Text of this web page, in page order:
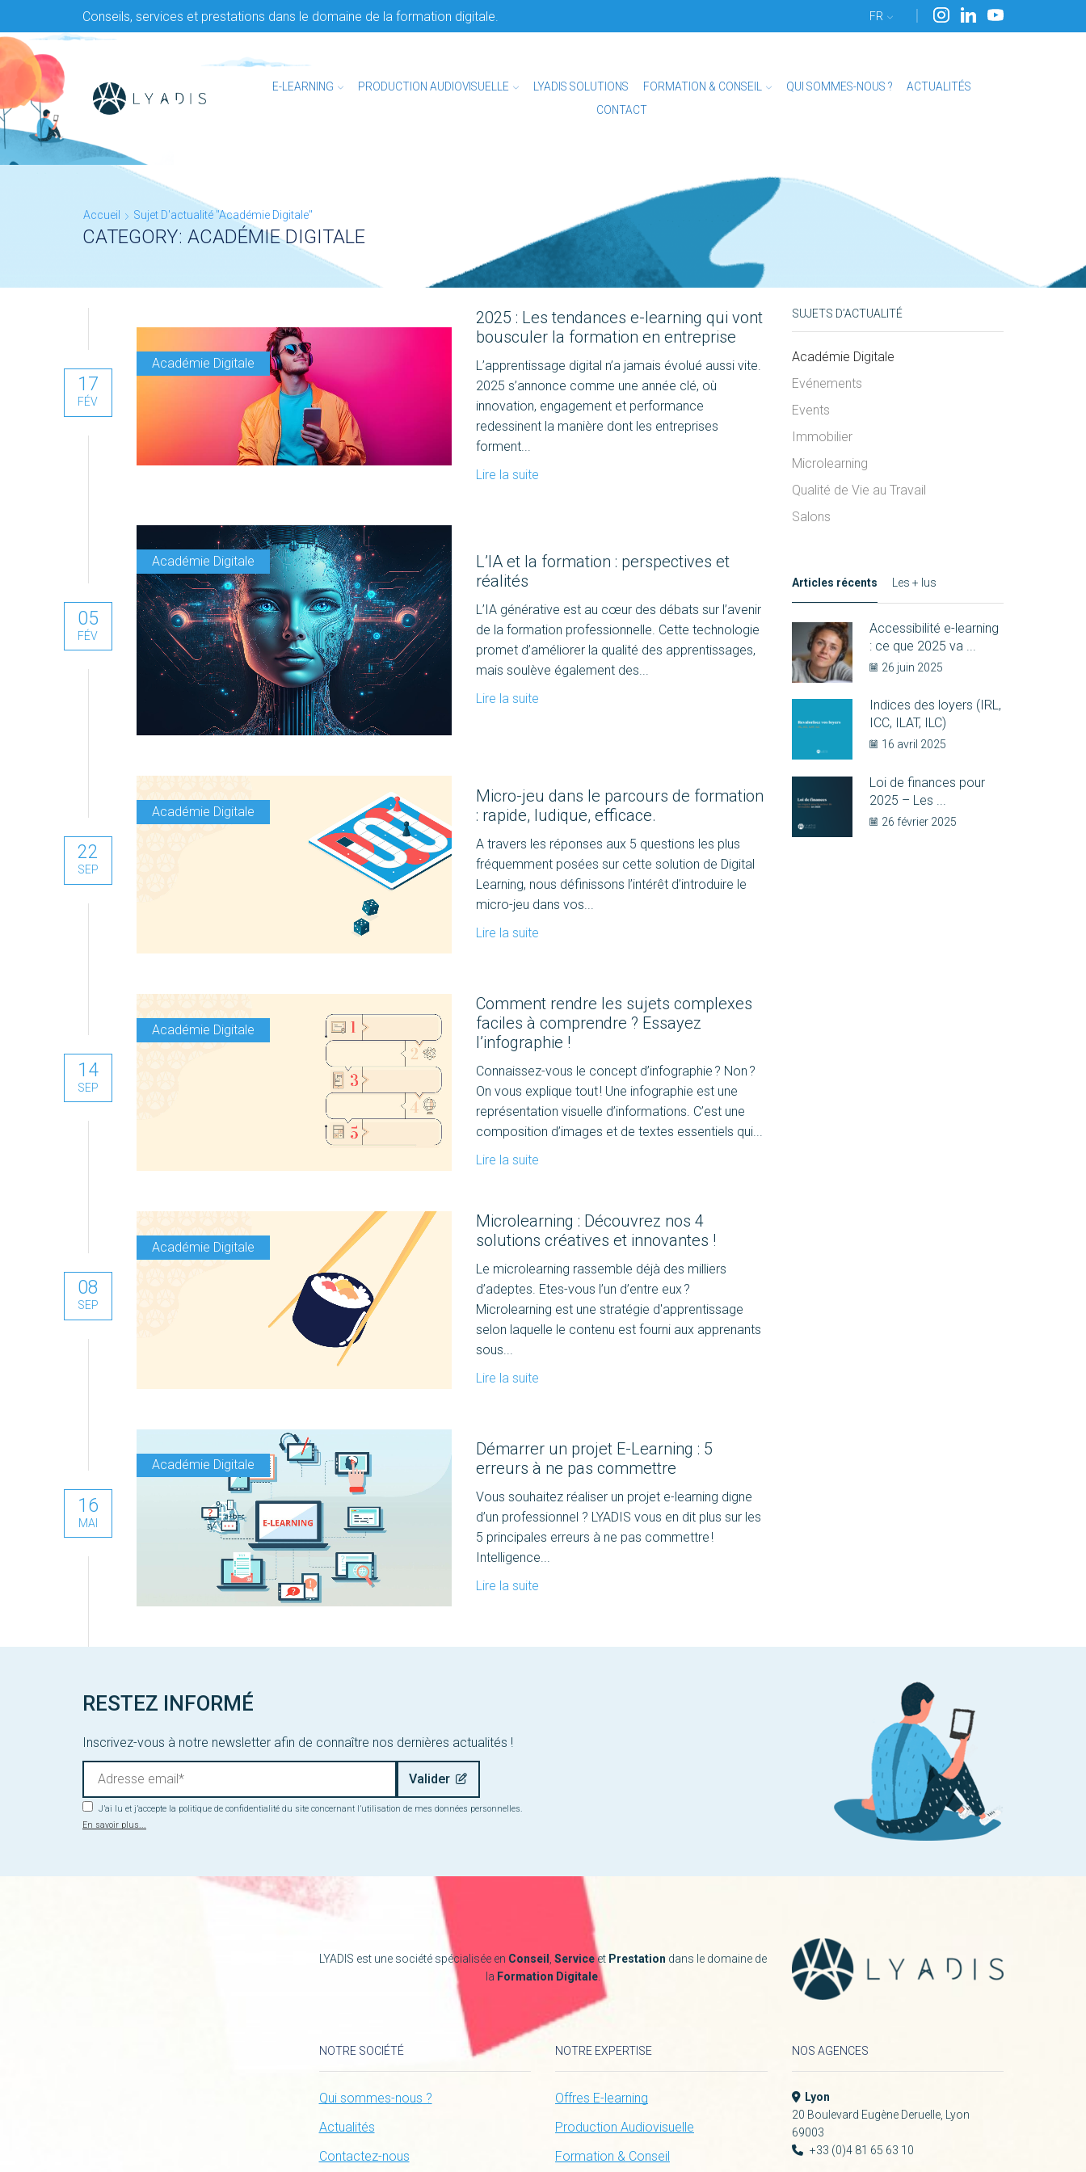
Conseils, services et prestations dans le domaine de la formation digitale. FR
E-LEARNING PRODUCTION AUDIOVISUELLE LYADIS SOLUTIONS FORMATION & CONSEIL QUI SOMMES-NOUS ?
ACTUALITÉS
CONTACT
Accueil Sujet D'actualité "Académie Digitale"
CATEGORY: ACADÉMIE DIGITALE
Académie Digitale
2025 : Les tendances e-learning qui vont
bousculer la formation en entreprise
L’apprentissage digital n’a jamais évolué aussi vite.
2025 s’annonce comme une année clé, où
innovation, engagement et performance
redessinent la manière dont les entreprises
forment...
Lire la suite
17
FÉV
Académie Digitale
L’IA et la formation : perspectives et
réalités
L’IA générative est au cœur des débats sur l’avenir
de la formation professionnelle. Cette technologie
promet d’améliorer la qualité des apprentissages,
mais soulève également des...
Lire la suite
05
FÉV
Académie Digitale
Micro-jeu dans le parcours de formation
: rapide, ludique, efficace.
A travers les réponses aux 5 questions les plus
fréquemment posées sur cette solution de Digital
Learning, nous définissons l’intérêt d’introduire le
micro-jeu dans vos...
Lire la suite
22
SEP
Académie Digitale
Comment rendre les sujets complexes
faciles à comprendre ? Essayez
l’infographie !
Connaissez-vous le concept d’infographie ? Non ?
On vous explique tout ! Une infographie est une
représentation visuelle d’informations. C’est une
composition d’images et de textes essentiels qui...
Lire la suite
14
SEP
Académie Digitale
Microlearning : Découvrez nos 4
solutions créatives et innovantes !
Le microlearning rassemble déjà des milliers
d’adeptes. Etes-vous l’un d’entre eux ?
Microlearning est une stratégie d'apprentissage
selon laquelle le contenu est fourni aux apprenants
sous...
Lire la suite
08
SEP
Académie Digitale
Démarrer un projet E-Learning : 5
erreurs à ne pas commettre
Vous souhaitez réaliser un projet e-learning digne
d’un professionnel ? LYADIS vous en dit plus sur les
5 principales erreurs à ne pas commettre !
Intelligence...
Lire la suite
16
MAI
SUJETS D’ACTUALITÉ
Académie Digitale
Evénements
Events
Immobilier
Microlearning
Qualité de Vie au Travail
Salons
Articles récents Les + lus
Accessibilité e-learning
: ce que 2025 va ...
26 juin 2025
Indices des loyers (IRL,
ICC, ILAT, ILC)
16 avril 2025
Loi de finances pour
2025 – Les ...
26 février 2025
RESTEZ INFORMÉ
Inscrivez-vous à notre newsletter afin de connaître nos dernières actualités !
J’ai lu et j’accepte la politique de confidentialité du site concernant l’utilisation de mes données personnelles.
En savoir plus...
LYADIS est une société spécialisée en Conseil Serviceet Prestation dans le domaine de
la Formation Digitale
NOTRE SOCIÉTÉ
Qui sommes-nous ?
Actualités
Contactez-nous
NOTRE EXPERTISE
Offres E-learning
Production Audiovisuelle
Formation & Conseil
NOS AGENCES
Lyon
20 Boulevard Eugène Deruelle, Lyon
69003
+33 (0)4 81 65 63 10